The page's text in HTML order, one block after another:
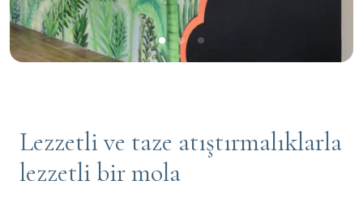
Lezzetli ve taze atıştırmalıklarla
lezzetli bir mola